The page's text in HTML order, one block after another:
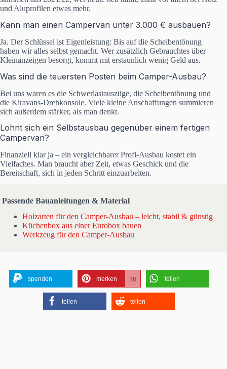
und Aluprofilen etwas mehr.
Kann man einen Campervan unter 3.000 € ausbauen?
Ja. Der Schlüssel ist Eigenleistung: Bis auf die Scheibentönung
haben wir alles selbst gemacht. Wer zusätzlich Gebrauchtes über
Kleinanzeigen besorgt, kommt mit erstaunlich wenig Geld aus.
Was sind die teuersten Posten beim Camper-Ausbau?
Bei uns waren es die Schwerlastauszüge, die Scheibentönung und
die Kiravans-Drehkonsole. Viele kleine Anschaffungen summieren
sich außerdem stärker, als man denkt.
Lohnt sich ein Selbstausbau gegenüber einem fertigen
Campervan?
Finanziell klar ja – ein vergleichbarer Profi-Ausbau kostet ein
Vielfaches. Man braucht aber Zeit, etwas Geschick und die
Bereitschaft, sich in jeden Schritt einzuarbeiten.
Passende Bauanleitungen & Material
Holzarten für den Camper-Ausbau – leicht, stabil & günstig
Küchenbox aus einer Eurobox bauen
Werkzeug für den Camper-Ausbau
spenden merken 38 teilen
teilen teilen